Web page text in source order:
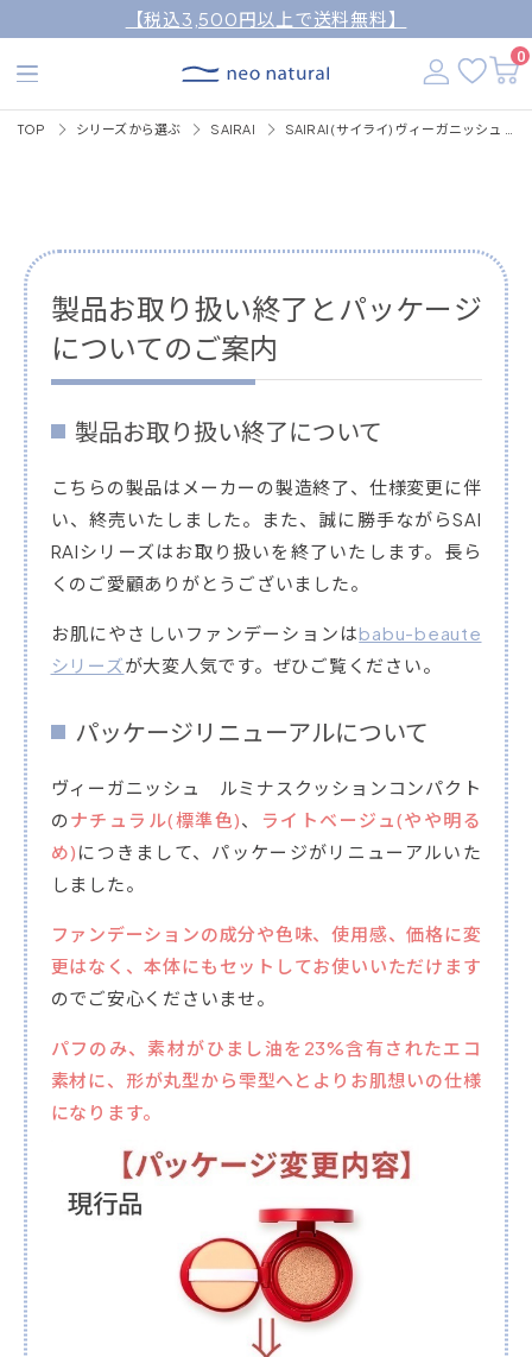
【税込3,500円以上で送料無料】
0
TOP シリーズから選ぶ SAIRAI
製品お取り扱い終了とパッケージ
についてのご案内
製品お取り扱い終了について
こちらの製品はメーカーの製造終了、仕様変更に伴
い、終売いたしました。また、誠に勝手ながらSAI
RAIシリーズはお取り扱いを終了いたします。長ら
くのご愛顧ありがとうございました。
お肌にやさしいファンデーションはbabu-beaute
シリーズが大変人気です。ぜひご覧ください。
パッケージリニューアルについて
ヴィーガニッシュ ルミナスクッションコンパクト
の ナチュラル(標準色)、
ライトベージュ(やや明る
め) につきまして、パッケージがリニューアルいた
しました。
ファンデーションの成分や色味、使用感、価格に変
更はなく、本体にもセットしてお使いいただけます
のでご安心くださいませ。
パフのみ、素材がひまし油を23%含有されたエコ
素材に、形が丸型から雫型へとよりお肌想いの仕様
になります。